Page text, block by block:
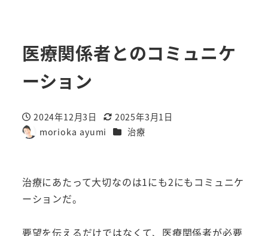
医療関係者とのコミュニケ
ーション
投稿日
2024年12月3日
更新日
2025年3月1日
著
morioka ayumi カテゴリー
治療
治療にあたって大切なのは1にも2にもコミュニケ
ーションだ。
要望を伝えるだけではなくて、医療関係者が必要